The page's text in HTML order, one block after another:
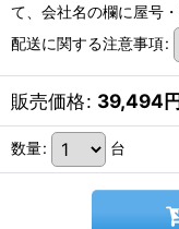
て、会社名の欄に屋号
配送に関する注意事項:
販売価格: 39,494
数量: 台